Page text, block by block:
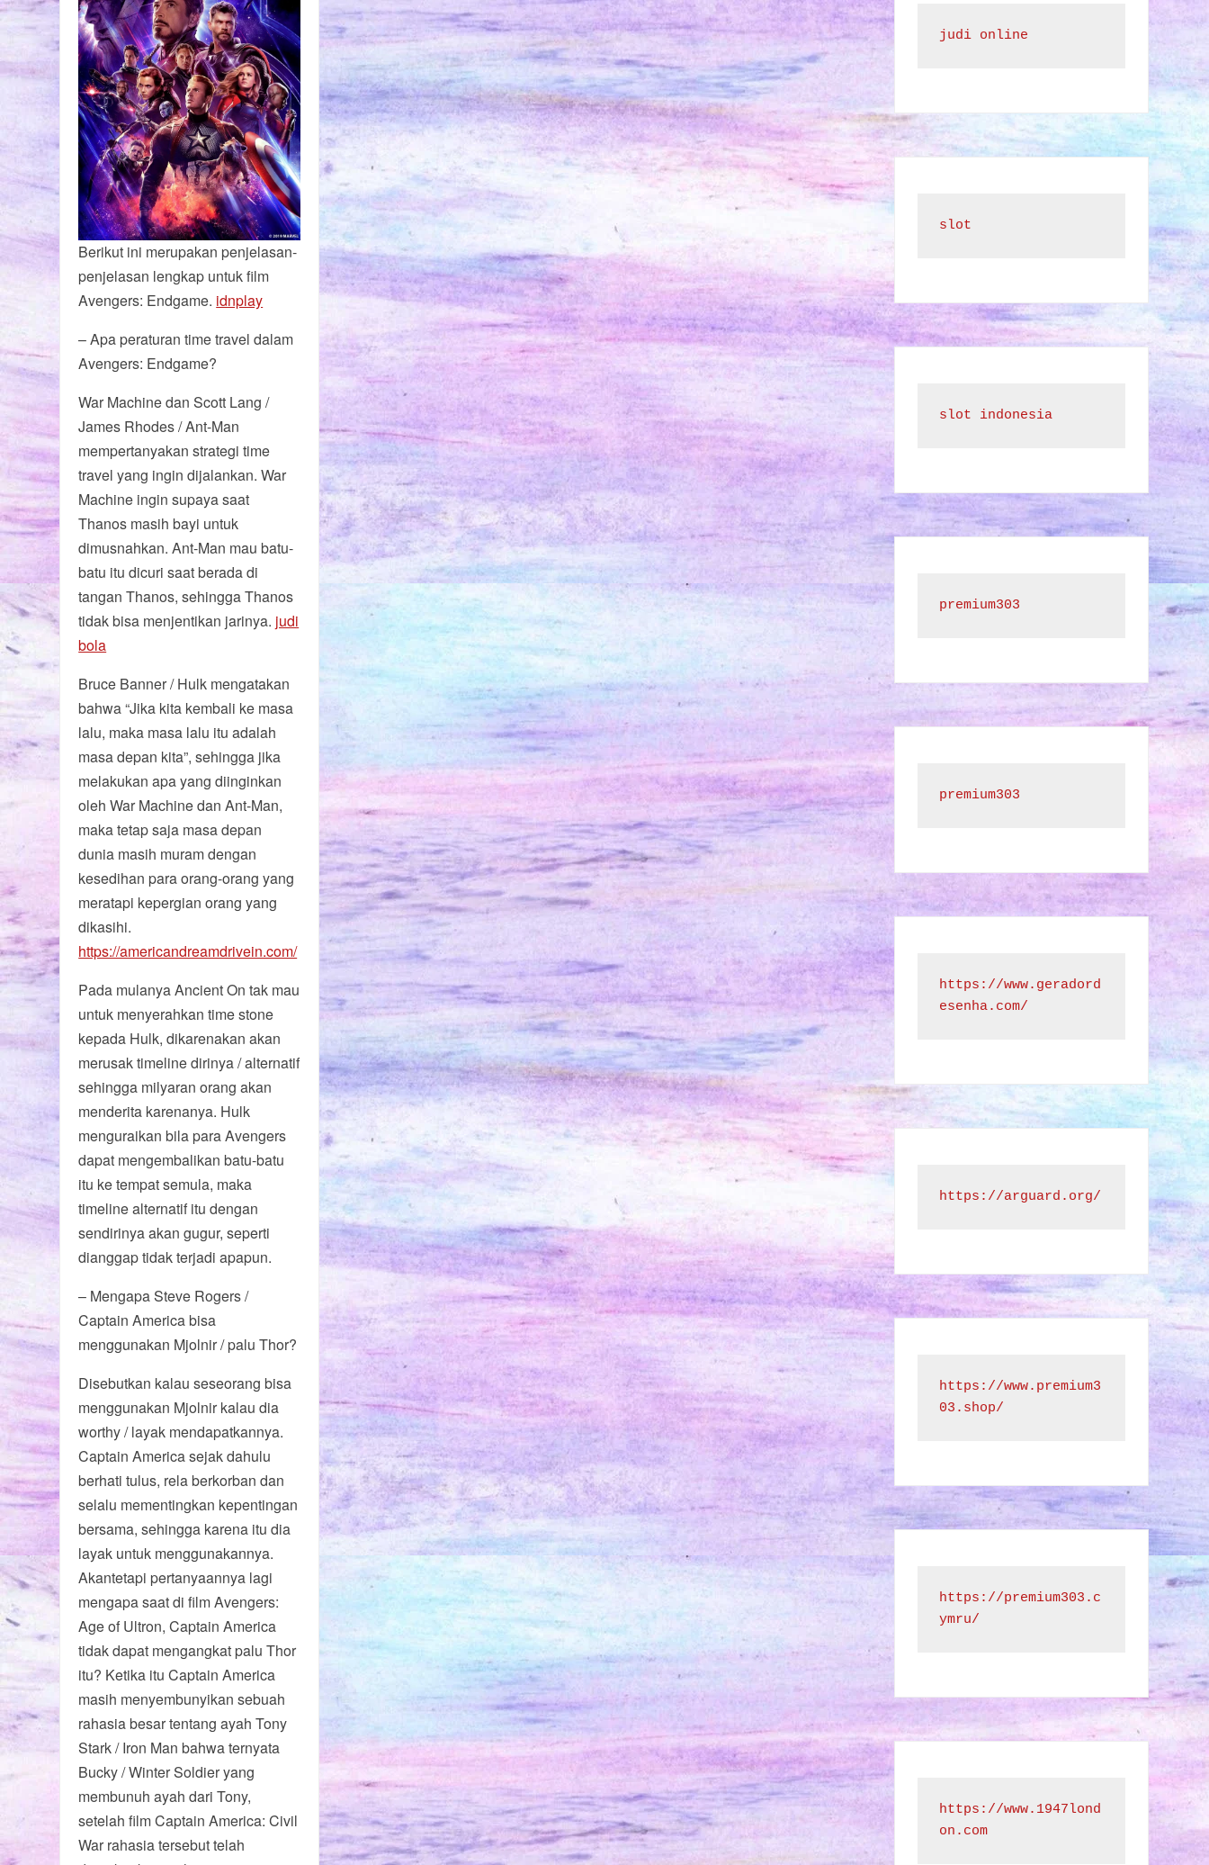
Berikut ini merupakan penjelasan-
penjelasan lengkap untuk film
Avengers: Endgame. idnplay
– Apa peraturan time travel dalam
Avengers: Endgame?
War Machine dan Scott Lang /
James Rhodes / Ant-Man
mempertanyakan strategi time
travel yang ingin dijalankan. War
Machine ingin supaya saat
Thanos masih bayi untuk
dimusnahkan. Ant-Man mau batu-
batu itu dicuri saat berada di
tangan Thanos, sehingga Thanos
tidak bisa menjentikan jarinya. judi
bola
Bruce Banner / Hulk mengatakan
bahwa “Jika kita kembali ke masa
lalu, maka masa lalu itu adalah
masa depan kita”, sehingga jika
melakukan apa yang diinginkan
oleh War Machine dan Ant-Man,
maka tetap saja masa depan
dunia masih muram dengan
kesedihan para orang-orang yang
meratapi kepergian orang yang
dikasihi.
https://americandreamdrivein.com/
Pada mulanya Ancient On tak mau
untuk menyerahkan time stone
kepada Hulk, dikarenakan akan
merusak timeline dirinya / alternatif
sehingga milyaran orang akan
menderita karenanya. Hulk
menguraikan bila para Avengers
dapat mengembalikan batu-batu
itu ke tempat semula, maka
timeline alternatif itu dengan
sendirinya akan gugur, seperti
dianggap tidak terjadi apapun.
– Mengapa Steve Rogers /
Captain America bisa
menggunakan Mjolnir / palu Thor?
Disebutkan kalau seseorang bisa
menggunakan Mjolnir kalau dia
worthy / layak mendapatkannya.
Captain America sejak dahulu
berhati tulus, rela berkorban dan
selalu mementingkan kepentingan
bersama, sehingga karena itu dia
layak untuk menggunakannya.
Akantetapi pertanyaannya lagi
mengapa saat di film Avengers:
Age of Ultron, Captain America
tidak dapat mengangkat palu Thor
itu? Ketika itu Captain America
masih menyembunyikan sebuah
rahasia besar tentang ayah Tony
Stark / Iron Man bahwa ternyata
Bucky / Winter Soldier yang
membunuh ayah dari Tony,
setelah film Captain America: Civil
War rahasia tersebut telah
judi online
slot
slot indonesia
premium303
premium303
https://www.geradord
esenha.com/
https://arguard.org/
https://www.premium3
03.shop/
https://premium303.c
ymru/
https://www.1947lond
on.com